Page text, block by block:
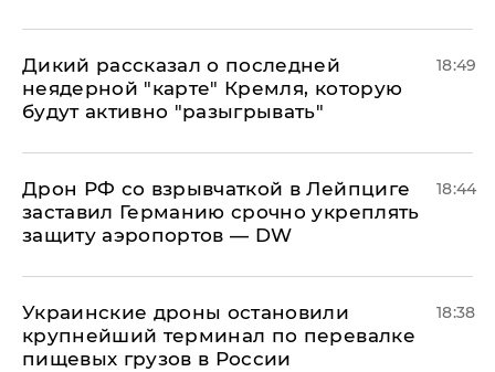
Дикий рассказал о последней
неядерной "карте" Кремля, которую
будут активно "разыгрывать"
18:49
​Дрон РФ со взрывчаткой в Лейпциге
заставил Германию срочно укреплять
защиту аэропортов — DW
18:44
Украинские дроны остановили
крупнейший терминал по перевалке
пищевых грузов в России
18:38